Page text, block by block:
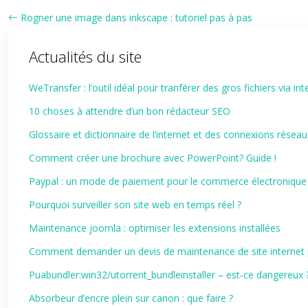
Rogner une image dans inkscape : tutoriel pas à pas
Actualités du site
WeTransfer : l’outil idéal pour tranférer des gros fichiers via
10 choses à attendre d’un bon rédacteur SEO
Glossaire et dictionnaire de l’internet et des connexions réseau
Comment créer une brochure avec PowerPoint? Guide !
Paypal : un mode de paiement pour le commerce électronique
Pourquoi surveiller son site web en temps réel ?
Maintenance joomla : optimiser les extensions installées
Comment demander un devis de maintenance de site internet
Puabundler:win32/utorrent_bundleinstaller – est‑ce dangereux
Absorbeur d’encre plein sur canon : que faire ?